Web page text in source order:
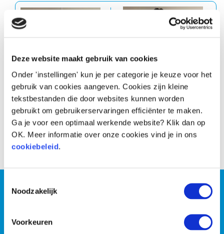
Deze website maakt gebruik van cookies
Onder 'instellingen' kun je per categorie je keuze voor het
gebruik van cookies aangeven. Cookies zijn kleine
tekstbestanden die door websites kunnen worden
gebruikt om gebruikerservaringen efficiënter te maken.
Ga je voor een optimaal werkende website? Klik dan op
OK. Meer informatie over onze cookies vind je in ons
cookiebeleid.
Noodzakelijk
Voorkeuren
Voor Na
Wil jij persoonlijke coaching
of wil je liever met z’n